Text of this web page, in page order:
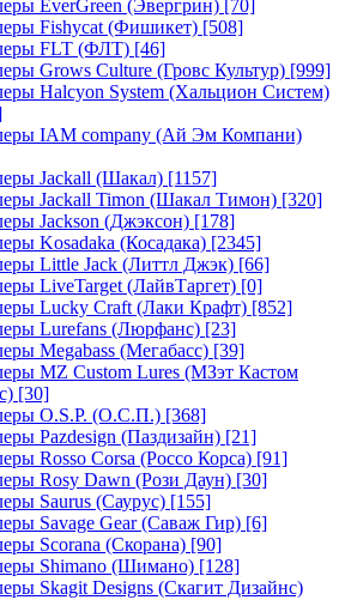
EverGreen (Эвергрин) [70]
Fishycat (Фишикет) [508]
FLT (ФЛТ) [46]
Grows Culture (Гровс Культур) [999]
Halcyon System (Хальцион Систем)
IAM company (Ай Эм Компани)
Jackall (Шакал) [1157]
Jackall Timon (Шакал Тимон) [320]
Jackson (Джэксон) [178]
Kosadaka (Косадака) [2345]
Little Jack (Литтл Джэк) [66]
LiveTarget (ЛайвТаргет) [0]
Lucky Craft (Лаки Крафт) [852]
Lurefans (Люрфанс) [23]
Megabass (Мегабасс) [39]
MZ Custom Lures (МЗэт Кастом
[30]
O.S.P. (О.С.П.) [368]
Pazdesign (Паздизайн) [21]
Rosso Corsa (Россо Корса) [91]
Rosy Dawn (Рози Даун) [30]
Saurus (Саурус) [155]
Savage Gear (Саваж Гир) [6]
Scorana (Скорана) [90]
Shimano (Шимано) [128]
Skagit Designs (Скагит Дизайнс)